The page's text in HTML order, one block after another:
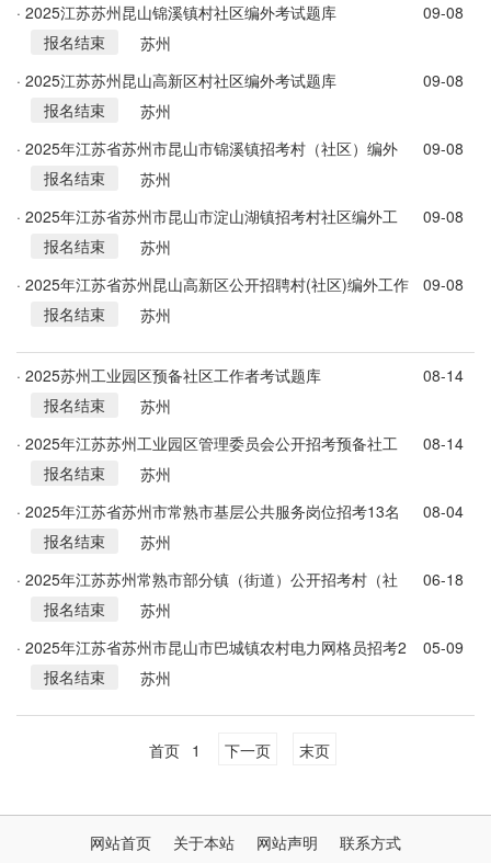
· 2025江苏苏州昆山锦溪镇村社区编外考试题库
09-08
报名结束
苏州
· 2025江苏苏州昆山高新区村社区编外考试题库
09-08
报名结束
苏州
· 2025年江苏省苏州市昆山市锦溪镇招考村（社区）编外
工作人员10人公告
09-08
报名结束
苏州
· 2025年江苏省苏州市昆山市淀山湖镇招考村社区编外工
作人员3人公告
09-08
报名结束
苏州
· 2025年江苏省苏州昆山高新区公开招聘村(社区)编外工作
人员31人公告
09-08
报名结束
苏州
· 2025苏州工业园区预备社区工作者考试题库
08-14
报名结束
苏州
· 2025年江苏苏州工业园区管理委员会公开招考预备社工
15人公告
08-14
报名结束
苏州
· 2025年江苏省苏州市常熟市基层公共服务岗位招考13名
高校毕业生公告
08-04
报名结束
苏州
· 2025年江苏苏州常熟市部分镇（街道）公开招考村（社
区）工作人员17人公告
06-18
报名结束
苏州
· 2025年江苏省苏州市昆山市巴城镇农村电力网格员招考2
人公告
05-09
报名结束
苏州
首页 1 下一页 末页
网站首页 关于本站 网站声明
联系方式